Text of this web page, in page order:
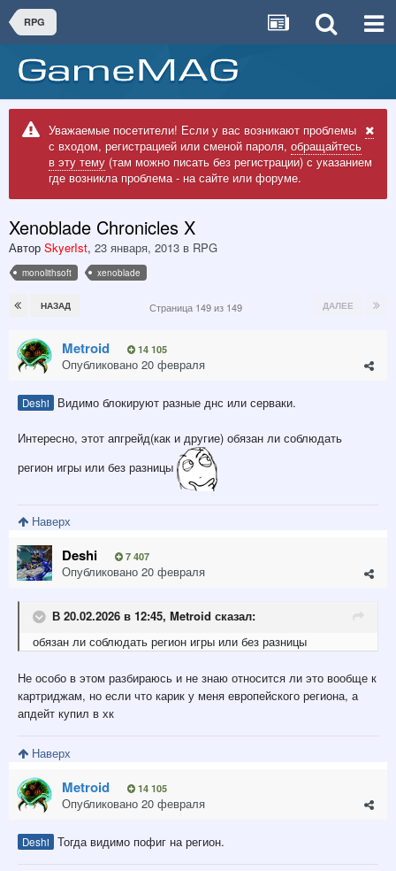
RPG
Уважаемые посетители! Если у вас возникают проблемы
с входом, регистрацией или сменой пароля, обращайтесь
в эту тему (там можно писать без регистрации) с указанием
где возникла проблема - на сайте или форуме.
Xenoblade Chronicles X
Автор SkyerIst, 23 января, 2013 в RPG
monolithsoft xenoblade
НАЗАД ДАЛЕЕ
Страница 149 из 149
Metroid 14 105
Опубликовано 20 февраля
Deshi Видимо блокируют разные днс или серваки.
Интересно, этот апгрейд(как и другие) обязан ли соблюдать
регион игры или без разницы
Наверх
Deshi 7 407
Опубликовано 20 февраля
В 20.02.2026 в 12:45, Metroid сказал:
обязан ли соблюдать регион игры или без разницы
Не особо в этом разбираюсь и не знаю относится ли это вообще к
картриджам, но если что карик у меня европейского региона, а
апдейт купил в хк
Наверх
Metroid 14 105
Опубликовано 20 февраля
Deshi Тогда видимо пофиг на регион.